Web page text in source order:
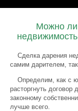
Можно ли
Сделка дарения
самим дарителем,
Определим, как с
расторгнуть договор
законному
лучше всего.